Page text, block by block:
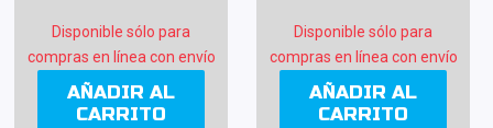
Disponible sólo para
compras en línea con envío
AÑADIR AL
CARRITO
Disponible sólo para
compras en línea con envío
AÑADIR AL
CARRITO